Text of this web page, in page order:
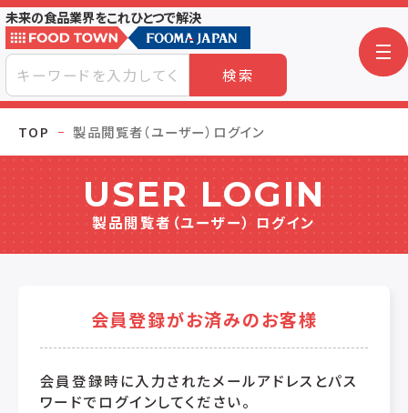
未来の食品業界をこれひとつで解決
検索
TOP 製品閲覧者（ユーザー）ログイン
USER LOGIN
製品閲覧者（ユーザー） ログイン
会員登録がお済みのお客様
会員登録時に入力されたメールアドレスとパス
ワードでログインしてください。